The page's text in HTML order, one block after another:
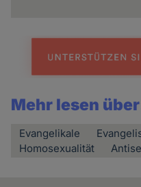
Mehr lesen
Evangelikale
Homosexualität